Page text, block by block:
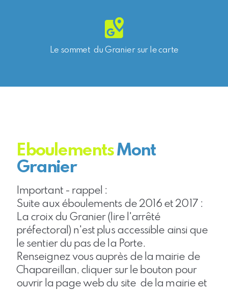
Le sommet du Granier sur le carte
EboulementsMont
Granier
Important - rappel :
Suite aux éboulements de 2016 et 2017 :
La croix du Granier (lire l'arrêté
préfectoral) n'est plus accessible ainsi que
le sentier du pas de la Porte.
Renseignez vous auprès de la mairie de
Chapareillan, cliquer sur le bouton pour
ouvrir la page web du site de la mairie et